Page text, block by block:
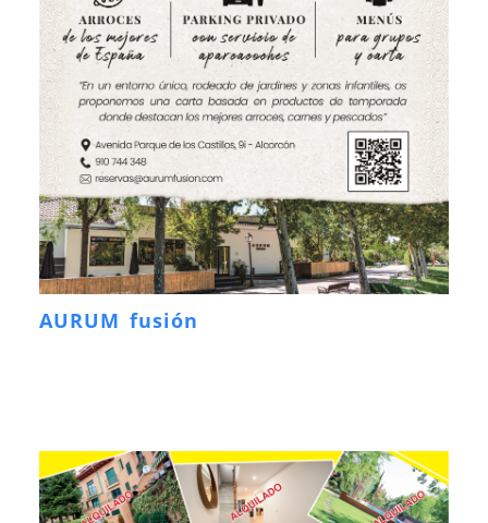
AURUM fusión